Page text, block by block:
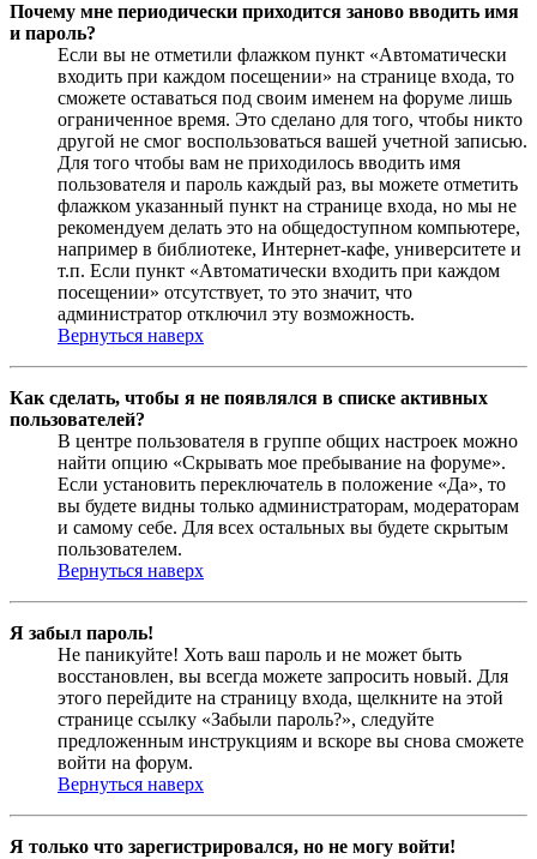
Почему мне периодически приходится заново вводить имя
и пароль?
Если вы не отметили флажком пункт «Автоматически
входить при каждом посещении» на странице входа, то
сможете оставаться под своим именем на форуме лишь
ограниченное время. Это сделано для того, чтобы никто
другой не смог воспользоваться вашей учетной записью.
Для того чтобы вам не приходилось вводить имя
пользователя и пароль каждый раз, вы можете отметить
флажком указанный пункт на странице входа, но мы не
рекомендуем делать это на общедоступном компьютере,
например в библиотеке, Интернет-кафе, университете и
т.п. Если пункт «Автоматически входить при каждом
посещении» отсутствует, то это значит, что
администратор отключил эту возможность.
Вернуться наверх
Как сделать, чтобы я не появлялся в списке активных
пользователей?
В центре пользователя в группе общих настроек можно
найти опцию «Скрывать мое пребывание на форуме».
Если установить переключатель в положение «Да», то
вы будете видны только администраторам, модераторам
и самому себе. Для всех остальных вы будете скрытым
пользователем.
Вернуться наверх
Я забыл пароль!
Не паникуйте! Хоть ваш пароль и не может быть
восстановлен, вы всегда можете запросить новый. Для
этого перейдите на страницу входа, щелкните на этой
странице ссылку «Забыли пароль?», следуйте
предложенным инструкциям и вскоре вы снова сможете
войти на форум.
Вернуться наверх
Я только что зарегистрировался, но не могу войти!